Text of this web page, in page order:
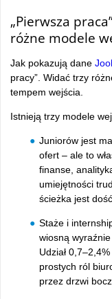
„Pierwsza
różne modele
Jak pokazują dane
pracy”. Widać trzy
tempem wejścia.
Istnieją trzy modele
Juniorów jest
ofert – ale to
finanse,
umiejętności
ścieżka jest
Staże i
wiosną
Udział
prostych ról
przez drzwi